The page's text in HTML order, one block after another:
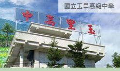
國立玉里高級中學